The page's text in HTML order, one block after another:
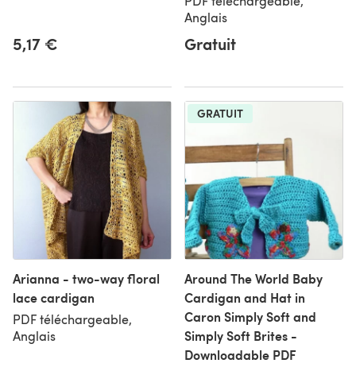
5,17 €
Anglais
Gratuit
Arianna - two-way floral
lace cardigan
PDF téléchargeable,
Anglais
GRATUIT
Around The World Baby
Cardigan and Hat in
Caron Simply Soft and
Simply Soft Brites -
Downloadable PDF